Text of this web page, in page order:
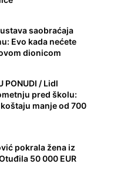
saobraćaja
Evo kada nećete
dionicom
PONUDI / Lidl
pred školu:
manje od 700
pokrala žena iz
50 000 EUR